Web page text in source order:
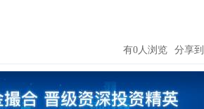
有0人浏览 分享到